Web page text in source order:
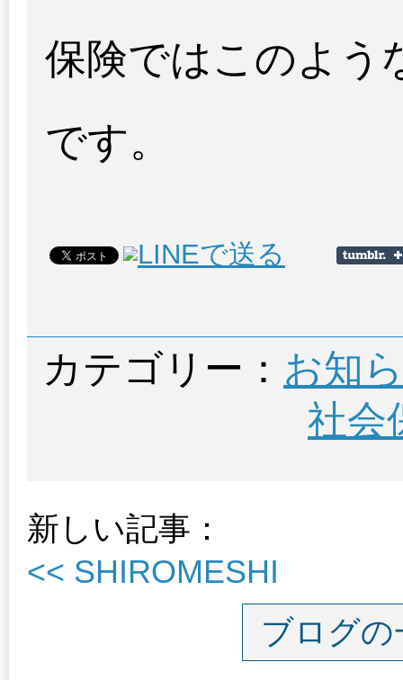
保険ではこのよう
です。
カテゴリー： お知
社会
新しい記事：
<< SHIROMESHI
ブログ